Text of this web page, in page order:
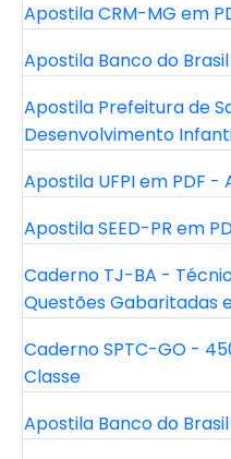
Apostila CRM-MG em
Apostila Banco do
Apostila Prefeitura de
Desenvolvimento
Apostila UFPI em PDF
Apostila SEED-PR em
Caderno TJ-BA -
Questões Gabaritadas
Caderno SPTC-GO -
Classe
Apostila Banco do